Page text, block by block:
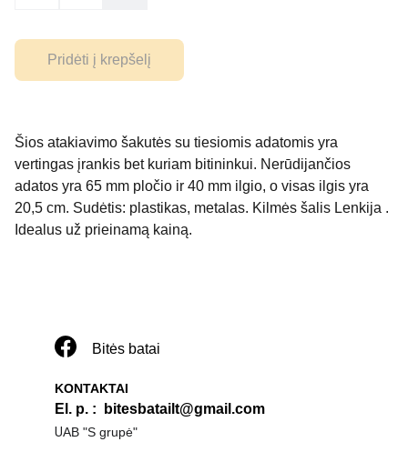
Pridėti į krepšelį
Šios atakiavimo šakutės su tiesiomis adatomis yra
vertingas įrankis bet kuriam bitininkui. Nerūdijančios
adatos yra 65 mm pločio ir 40 mm ilgio, o visas ilgis yra
20,5 cm. Sudėtis: plastikas, metalas. Kilmės šalis Lenkija .
Idealus už prieinamą kainą.
KONTAKTAI
El. p. : bitesbatailt@gmail.com
UAB "S grupė"
Bitės batai